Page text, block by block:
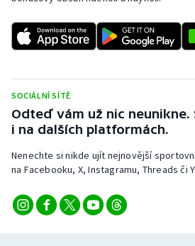
Sportovní střelba
Stolní tenis
Triatlon
Veslování
Volejbal
SOCIÁLNÍ SÍTĚ
Odteď vám už nic neunikne.
i na dalších platformách.
Nenechte si nikde ujít nejnovější
na Facebooku, X, Instagramu, Threads či